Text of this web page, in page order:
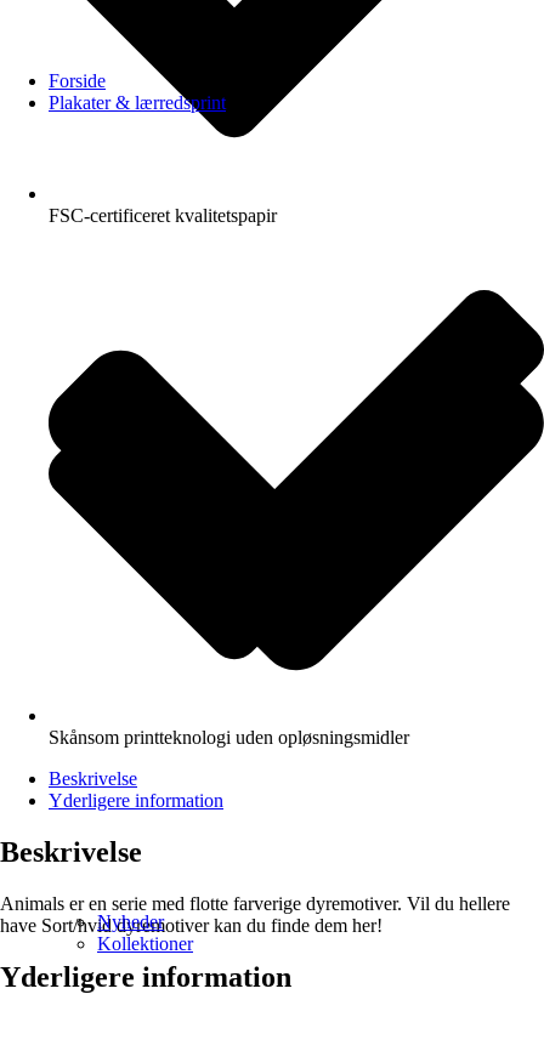
Forside
Plakater & lærredsprint
Nyheder
Kollektioner
FSC-certificeret kvalitetspapir
Skånsom printteknologi uden opløsningsmidler
Beskrivelse
Yderligere information
Beskrivelse
Animals er en serie med flotte farverige dyremotiver. Vil du hellere
have Sort/hvid dyremotiver kan du finde dem her!
Yderligere information